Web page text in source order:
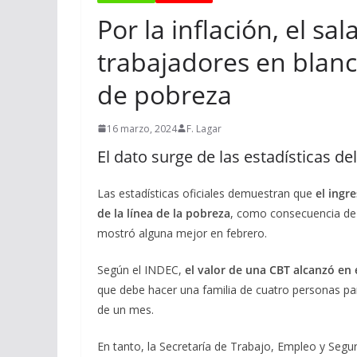
Por la inflación, el
trabajadores en
de pobreza
16 marzo, 2024 F. Lagar
El dato surge de las estadísticas
Las estadísticas oficiales demuestran que el
de la línea de la pobreza, como consecuencia
mostró alguna mejor en febrero.
Según el INDEC, el valor de una CBT alcanzó en
que debe hacer una familia de cuatro personas
de un mes.
En tanto, la Secretaría de Trabajo, Empleo y